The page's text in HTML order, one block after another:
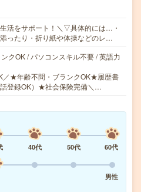
活をサポート！＼▽具体的には…・
ったり・折り紙や体操などのレ…
クOK / パソコンスキル不要 / 英語力
／★年齢不問・ブランクOK★履歴書
登録OK）★社会保険完備＼…
40代 50代
60代
男性